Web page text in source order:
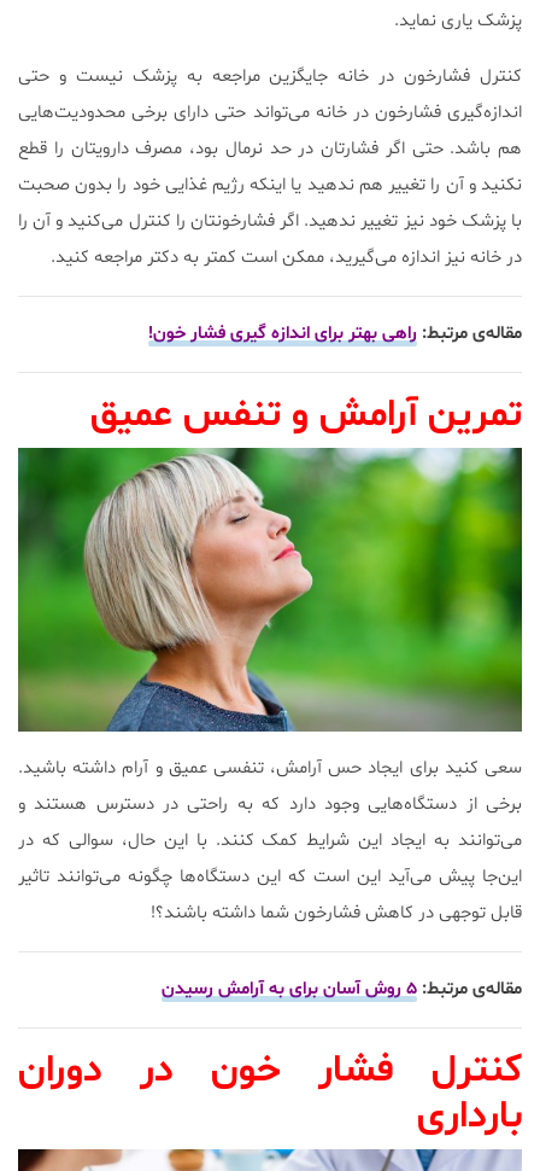
پزشک یاری نماید.
کنترل فشارخون در خانه جایگزین مراجعه به پزشک نیست و حتی
اندازه‌گیری فشارخون در خانه می‌تواند حتی دارای برخی محدودیت‌هایی
هم باشد. حتی اگر فشارتان در حد نرمال بود، مصرف دارویتان را قطع
نکنید و آن را تغییر هم ندهید یا اینکه رژیم غذایی خود را بدون صحبت
با پزشک خود نیز تغییر ندهید. اگر فشارخونتان را کنترل می‌کنید و آن را
در خانه نیز اندازه می‌گیرید، ممکن است کمتر به دکتر مراجعه کنید.
مقاله‌ی مرتبط: راهی بهتر برای اندازه گیری فشار خون!
تمرین آرامش و تنفس عمیق
سعی کنید برای ایجاد حس آرامش، تنفسی عمیق و آرام داشته باشید.
برخی از دستگاه‌هایی وجود دارد که به راحتی در دسترس هستند و
می‌توانند به ایجاد این شرایط کمک کنند. با این حال، سوالی که در
این‌جا پیش می‌آید این است که این دستگاه‌ها چگونه می‌توانند تاثیر
قابل توجهی در کاهش فشارخون شما داشته باشند؟!
مقاله‌ی مرتبط: ۵ روش آسان برای به آرامش رسیدن
کنترل فشار خون در دوران
بارداری